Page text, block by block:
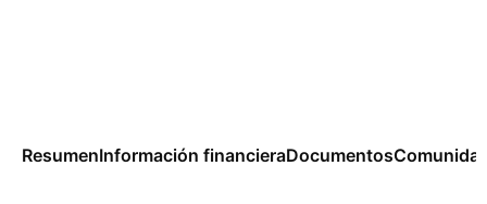
ResumenInformación financieraDocumentos